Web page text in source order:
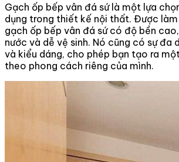
Gạch ốp bếp vân đá sứ là một lựa
dụng trong thiết kế nội thất. Được
gạch ốp bếp vân đá sứ có độ bền
nước và dễ vệ sinh. Nó cũng có sự đa
và kiểu dáng, cho phép bạn tạo ra
theo phong cách riêng của mình.